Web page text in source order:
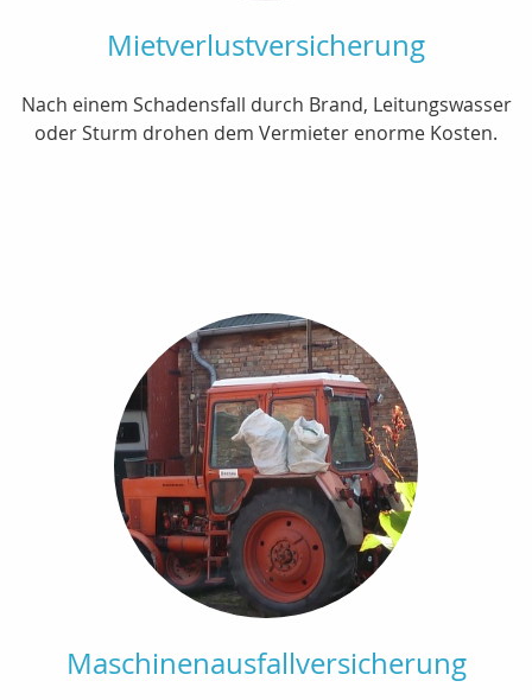
Mietverlustversicherung
Nach einem Schadensfall durch Brand, Leitungswasser
oder Sturm drohen dem Vermieter enorme Kosten.
Maschinenausfallversicherung